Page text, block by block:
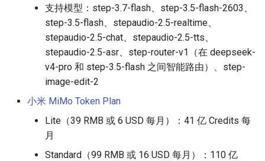
支持模型：step-3.7-flash、step-3.5-flash-2603、
step-3.5-flash、stepaudio-2.5-realtime、
stepaudio-2.5-chat、stepaudio-2.5-tts、
stepaudio-2.5-asr、step-router-v1（在 deepseek-
v4-pro 和 step-3.5-flash 之间智能路由）、step-
image-edit-2
小米 MiMo Token Plan
Lite（39 RMB 或 6 USD 每月）：41 亿 Credits 每
月
Standard（99 RMB 或 16 USD 每月）：110 亿